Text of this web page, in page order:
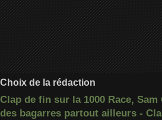
Choix de la rédaction
Clap de fin sur la 1000 Race,
des bagarres partout ailleurs -